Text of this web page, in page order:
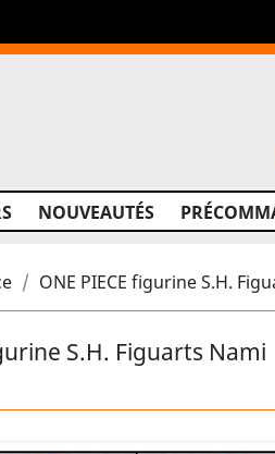
NOUVEAUTÉS
ONE PIECE figurine S.H.
S.H. Figuarts Nami